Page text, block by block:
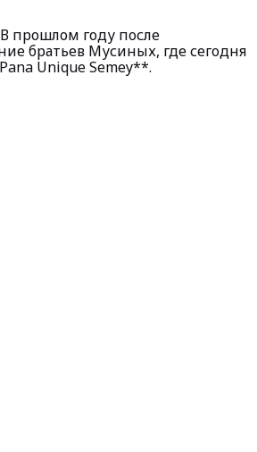
прошлом году после
братьев Мусиных, где сегодня
Unique Semey**.